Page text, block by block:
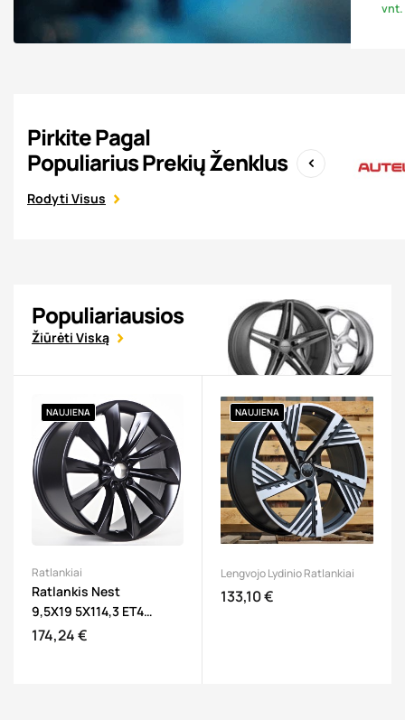
vnt.
Pirkite Pagal
Populiarius Prekių Ženklus
Rodyti Visus
Populiariausios
Žiūrėti Viską
NAUJIENA
Ratlankiai
Ratlankis Nest
9,5X19 5X114,3 ET40
64,1 Matt Black
Kaina
174,24 €
Į KREPŠELĮ
NAUJIENA
Lengvojo Lydinio Ratlankiai
Kaina
133,10 €
Į KREPŠELĮ
Į